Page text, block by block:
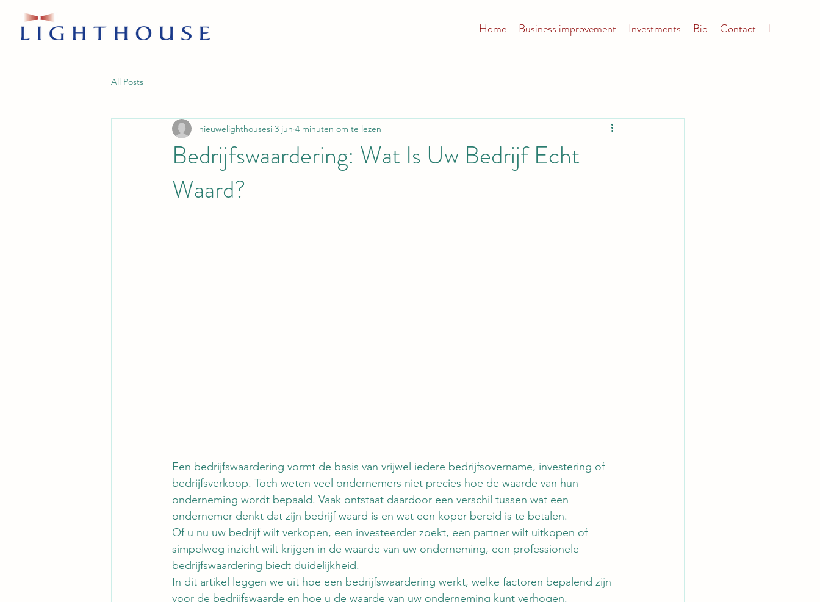
Home Business improvement Investments Bio Contact l
All Posts
Bedrijfswaardering: Wat Is Uw Bedrijf Echt
Waard?
nieuwelighthousesi 3 jun 4 minuten om te lezen
Een bedrijfswaardering vormt de basis van vrijwel iedere bedrijfsovername, investering of
bedrijfsverkoop. Toch weten veel ondernemers niet precies hoe de waarde van hun
onderneming wordt bepaald. Vaak ontstaat daardoor een verschil tussen wat een
ondernemer denkt dat zijn bedrijf waard is en wat een koper bereid is te betalen.
Of u nu uw bedrijf wilt verkopen, een investeerder zoekt, een partner wilt uitkopen of
simpelweg inzicht wilt krijgen in de waarde van uw onderneming, een professionele
bedrijfswaardering biedt duidelijkheid.
In dit artikel leggen we uit hoe een bedrijfswaardering werkt, welke factoren bepalend zijn
voor de bedrijfswaarde en hoe u de waarde van uw onderneming kunt verhogen.